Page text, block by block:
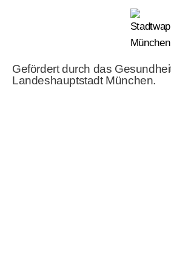
Gefördert durch das
Landeshauptstadt München.